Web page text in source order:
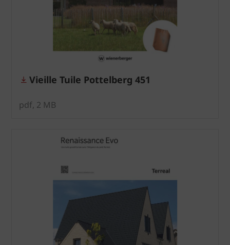
Vieille Tuile Pottelberg 451
pdf, 2 MB